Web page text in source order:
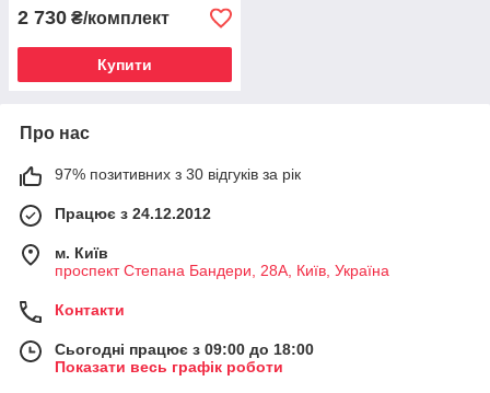
2 730 ₴/комплект
Купити
Про нас
97% позитивних з 30 відгуків за рік
Працює з 24.12.2012
м. Київ
проспект Степана Бандери, 28А, Київ, Україна
Контакти
Сьогодні працює з 09:00 до 18:00
Показати весь графік роботи